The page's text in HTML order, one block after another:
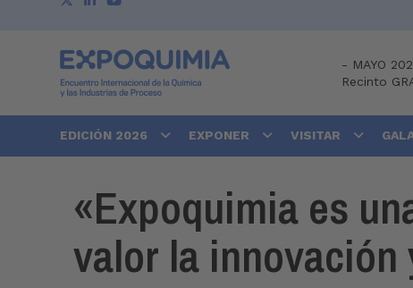
- MAYO
Recinto
EDICIÓN 2026 EXPONER VISITAR
«Expoquimia es
valor la